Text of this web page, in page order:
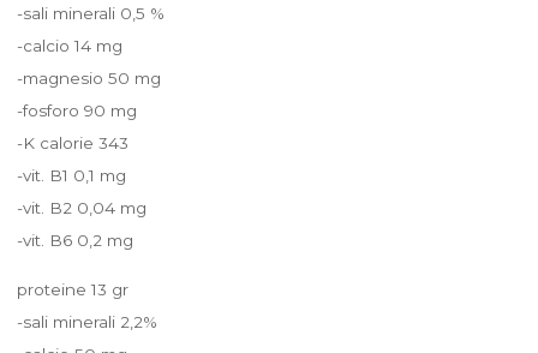
-sali minerali 0,5 %
-calcio 14 mg
-magnesio 50 mg
-fosforo 90 mg
-K calorie 343
-vit. B1 0,1 mg
-vit. B2 0,04 mg
-vit. B6 0,2 mg
proteine 13 gr
-sali minerali 2,2%